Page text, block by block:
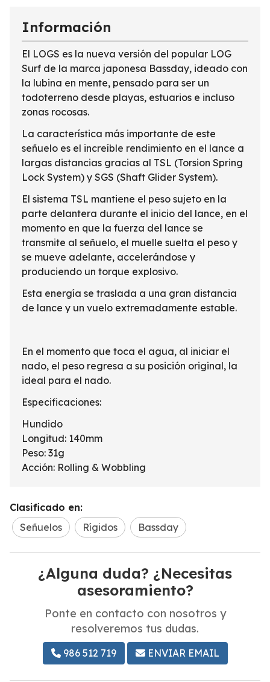
Información
El LOGS es la nueva versión del popular LOG
Surf de la marca japonesa Bassday, ideado con
la lubina en mente, pensado para ser un
todoterreno desde playas, estuarios e incluso
zonas rocosas.
La característica más importante de este
señuelo es el increíble rendimiento en el lance a
largas distancias gracias al TSL (Torsion Spring
Lock System) y SGS (Shaft Glider System).
El sistema TSL mantiene el peso sujeto en la
parte delantera durante el inicio del lance, en el
momento en que la fuerza del lance se
transmite al señuelo, el muelle suelta el peso y
se mueve adelante, accelerándose y
produciendo un torque explosivo.
Esta energía se traslada a una gran distancia
de lance y un vuelo extremadamente estable.
En el momento que toca el agua, al iniciar el
nado, el peso regresa a su posición original, la
ideal para el nado.
Especificaciones:
Hundido
Longitud: 140mm
Peso: 31g
Acción: Rolling & Wobbling
Clasificado en:
Señuelos
Rígidos Bassday
¿Alguna duda? ¿Necesitas
asesoramiento?
Ponte en contacto con nosotros y
resolveremos tus dudas.
986 512 719 ENVIAR EMAIL